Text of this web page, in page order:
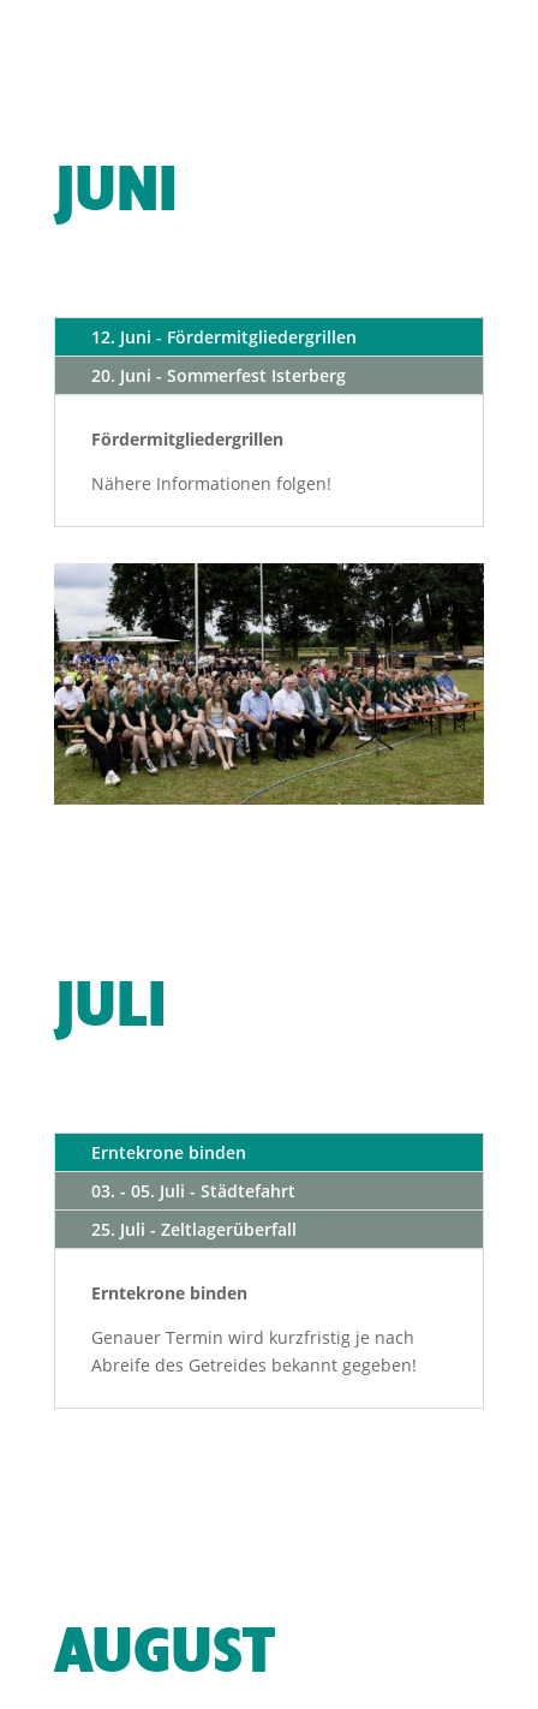
JUNI
12. Juni - Fördermitgliedergrillen
20. Juni - Sommerfest Isterberg
Fördermitgliedergrillen
Nähere Informationen folgen!
JULI
Erntekrone binden
03. - 05. Juli - Städtefahrt
25. Juli - Zeltlagerüberfall
Erntekrone binden
Genauer Termin wird kurzfristig je nach
Abreife des Getreides bekannt gegeben!
AUGUST